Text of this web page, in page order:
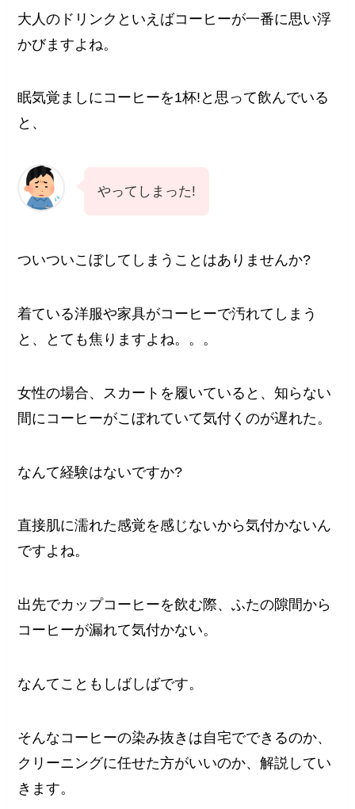
大人のドリンクといえばコーヒーが一番に思い浮
かびますよね。
眠気覚ましにコーヒーを1杯!と思って飲んでいる
と、
やってしまった!
ついついこぼしてしまうことはありませんか?
着ている洋服や家具がコーヒーで汚れてしまう
と、とても焦りますよね。。。
女性の場合、スカートを履いていると、知らない
間にコーヒーがこぼれていて気付くのが遅れた。
なんて経験はないですか?
直接肌に濡れた感覚を感じないから気付かないん
ですよね。
出先でカップコーヒーを飲む際、ふたの隙間から
コーヒーが漏れて気付かない。
なんてこともしばしばです。
そんなコーヒーの染み抜きは自宅でできるのか、
クリーニングに任せた方がいいのか、解説してい
きます。